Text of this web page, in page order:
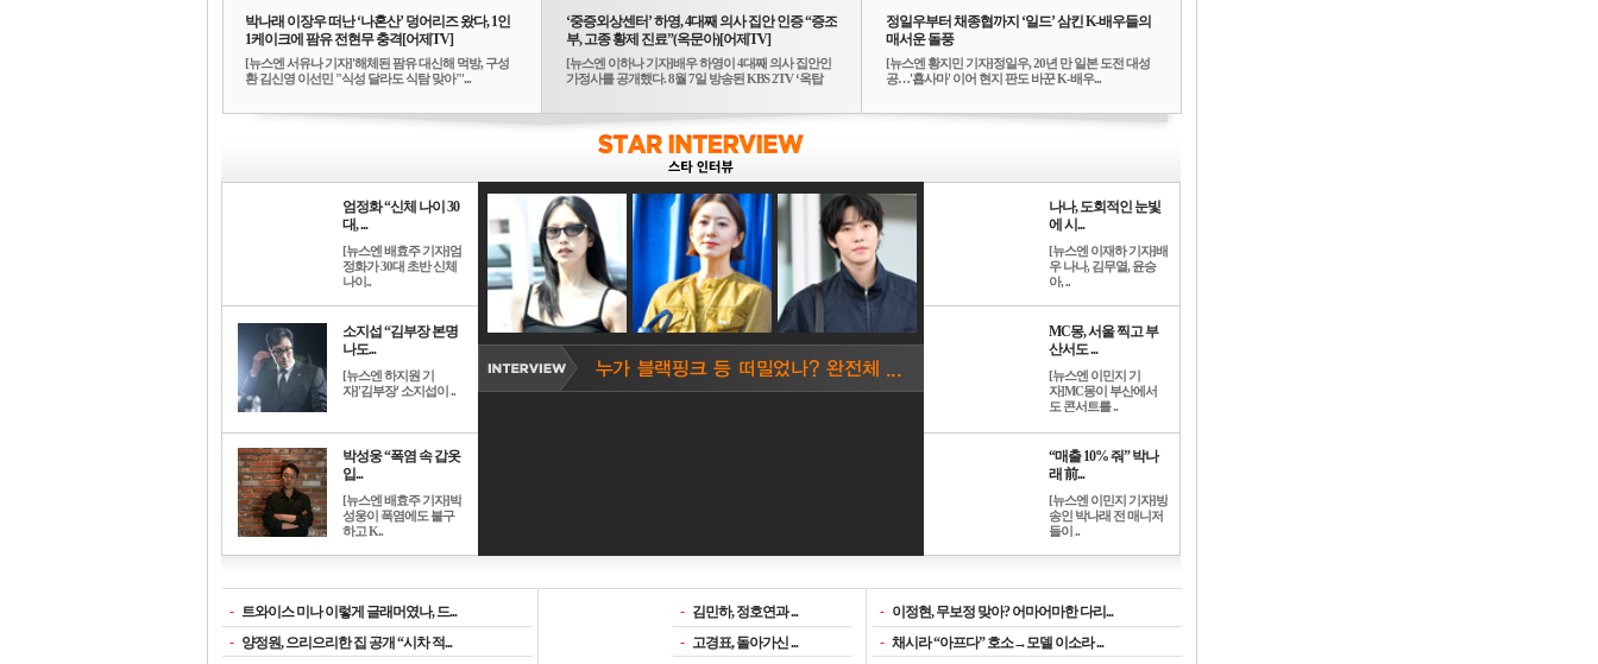
박나래 이장우 떠난 ‘나혼산’ 덩어리즈 왔다, 1인
1케이크에 팜유 전현무 충격[어제TV]
[뉴스엔 서유나 기자]'해체된 팜유 대신해 먹방, 구성
환 김신영 이선민 "식성 달라도 식탐 맞아"'...
‘중증외상센터’ 하영, 4대째 의사 집안 인증 “증조
부, 고종 황제 진료”(옥문아)[어제TV]
[뉴스엔 이하나 기자]배우 하영이 4대째 의사 집안인
가정사를 공개했다. 8월 7일 방송된 KBS 2TV ‘옥탑
정일우부터 채종협까지 ‘일드’ 삼킨 K-배우들의
매서운 돌풍
[뉴스엔 황지민 기자]정일우, 20년 만 일본 도전 대성
공…'횹사마' 이어 현지 판도 바꾼 K-배우...
엄정화 “신체 나이 30
대, ...
[뉴스엔 배효주 기자]엄
정화가 30대 초반 신체
나이..
소지섭 “김부장 본명
나도...
[뉴스엔 하지원 기
자]'김부장' 소지섭이 ..
박성웅 “폭염 속 갑옷
입...
[뉴스엔 배효주 기자]박
성웅이 폭염에도 불구
하고 K..
나나, 도회적인 눈빛
에 시...
[뉴스엔 이재하 기자]배
우 나나, 김무열, 윤승
아, ..
MC몽, 서울 찍고 부
산서도 ...
[뉴스엔 이민지 기
자]MC몽이 부산에서
도 콘서트를 ..
“매출 10% 줘” 박나
래 前...
[뉴스엔 이민지 기자]방
송인 박나래 전 매니저
들이 ..
- 트와이스 미나 이렇게 글래머였나, 드...
- 양정원, 으리으리한 집 공개 “시차 적...
- 김민하, 정호연과 ...
- 고경표, 돌아가신 ...
- 이정현, 무보정 맞아? 어마어마한 다리...
- 채시라 “아프다” 호소→모델 이소라 ...